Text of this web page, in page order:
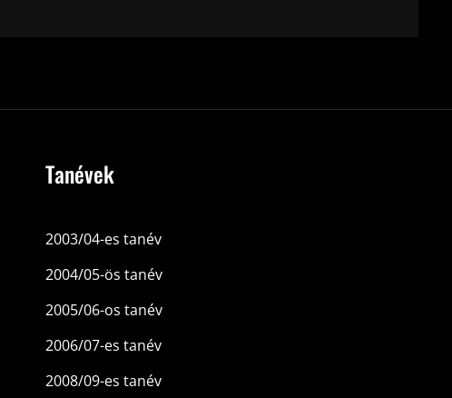
Tanévek
2003/04-es tanév
2004/05-ös tanév
2005/06-os tanév
2006/07-es tanév
2008/09-es tanév